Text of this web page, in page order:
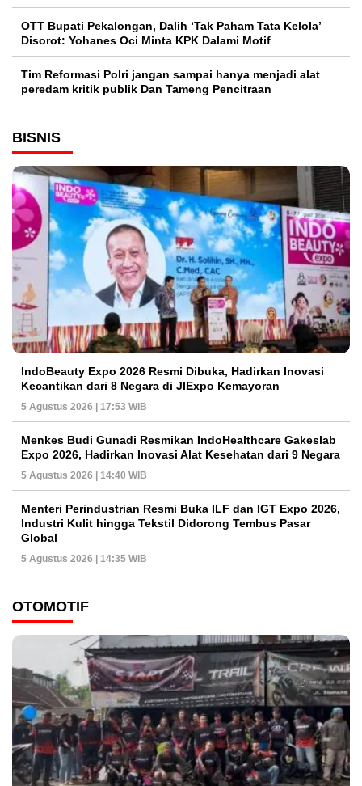
OTT Bupati Pekalongan, Dalih ‘Tak Paham Tata Kelola’
Disorot: Yohanes Oci Minta KPK Dalami Motif
Tim Reformasi Polri jangan sampai hanya menjadi alat
peredam kritik publik Dan Tameng Pencitraan
BISNIS
IndoBeauty Expo 2026 Resmi Dibuka, Hadirkan Inovasi
Kecantikan dari 8 Negara di JIExpo Kemayoran
5 Agustus 2026 | 17:53 WIB
Menkes Budi Gunadi Resmikan IndoHealthcare Gakeslab
Expo 2026, Hadirkan Inovasi Alat Kesehatan dari 9 Negara
5 Agustus 2026 | 14:40 WIB
Menteri Perindustrian Resmi Buka ILF dan IGT Expo 2026,
Industri Kulit hingga Tekstil Didorong Tembus Pasar
Global
5 Agustus 2026 | 14:35 WIB
OTOMOTIF